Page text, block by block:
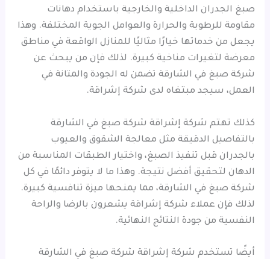
صبغ الجدران الداخلية والخارجية باستخدام دهانات
مقاومة للرطوبة والحرارة والعوامل الجوية المختلفة. وهذا
يجعل من خدماتها خيارًا مثاليًا للمنازل الواقعة في مناطق
معرضة لتغيرات مناخية كبيرة. لذلك فإن من يبحث عن
شركة صبغ في الشارقة تضمن له الجودة والمتانة في
العمل، سيجد مبتغاه لدى شركة إشراقة.
كذلك تهتم شركة إشراقة شركة صبغ في الشارقة
بالتفاصيل الدقيقة مثل معالجة الشقوق والعيوب
بالجدران قبل تنفيذ الصبغ، واختيار الطبقات المناسبة من
الدهان لتحقيق أفضل نتيجة. وهذا ما لا يتوفر دائمًا في كل
شركة صبغ في الشارقة، مما يمنحها ميزة تنافسية كبيرة.
لذلك فإن عملاء شركة إشراقة يشعرون بالرضا والراحة
النفسية من جودة النتائج النهائية.
أيضًا تستخدم شركة إشراقة شركة صبغ في الشارقة